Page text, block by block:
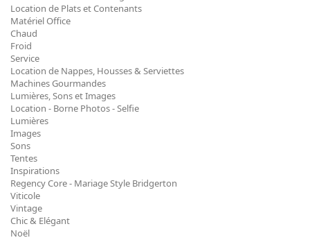
Location de Plats et Contenants
Matériel Office
Chaud
Froid
Service
Location de Nappes, Housses & Serviettes
Machines Gourmandes
Lumières, Sons et Images
Location - Borne Photos - Selfie
Lumières
Images
Sons
Tentes
Inspirations
Regency Core - Mariage Style Bridgerton
Viticole
Vintage
Chic & Elégant
Noël